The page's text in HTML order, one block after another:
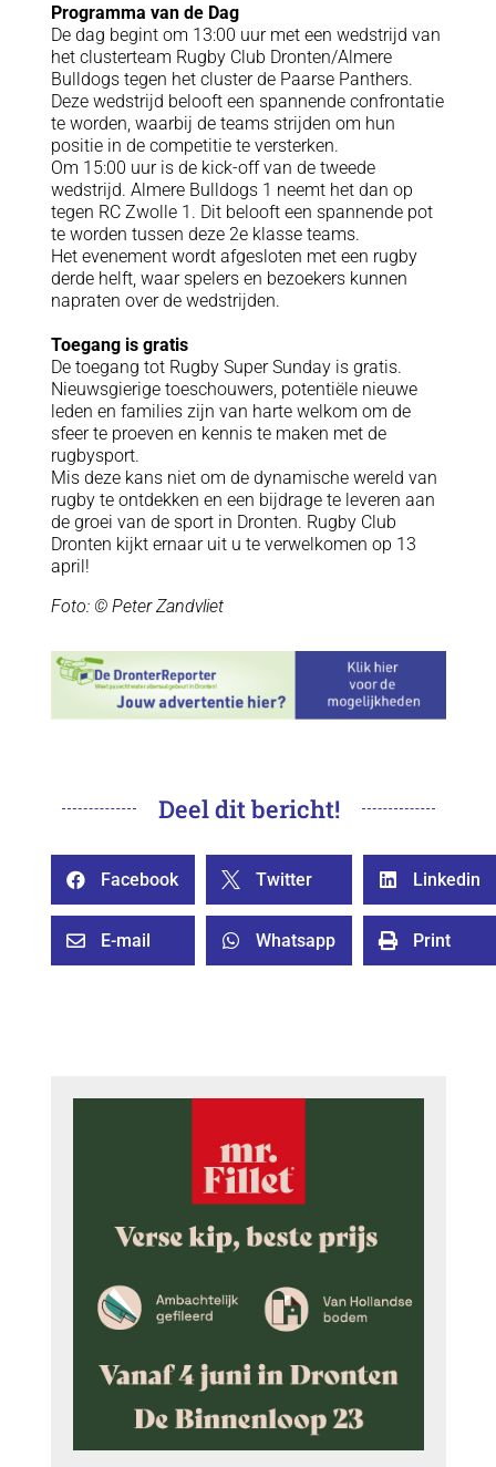
Programma van de Dag
De dag begint om 13:00 uur met een wedstrijd van
het clusterteam Rugby Club Dronten/Almere
Bulldogs tegen het cluster de Paarse Panthers.
Deze wedstrijd belooft een spannende confrontatie
te worden, waarbij de teams strijden om hun
positie in de competitie te versterken.
Om 15:00 uur is de kick-off van de tweede
wedstrijd. Almere Bulldogs 1 neemt het dan op
tegen RC Zwolle 1. Dit belooft een spannende pot
te worden tussen deze 2e klasse teams.
Het evenement wordt afgesloten met een rugby
derde helft, waar spelers en bezoekers kunnen
napraten over de wedstrijden.
Toegang is gratis
De toegang tot Rugby Super Sunday is gratis.
Nieuwsgierige toeschouwers, potentiële nieuwe
leden en families zijn van harte welkom om de
sfeer te proeven en kennis te maken met de
rugbysport.
Mis deze kans niet om de dynamische wereld van
rugby te ontdekken en een bijdrage te leveren aan
de groei van de sport in Dronten. Rugby Club
Dronten kijkt ernaar uit u te verwelkomen op 13
april!
Foto: © Peter Zandvliet
Deel dit bericht!
 Facebook  Twitter  Linkedin
 E-mail  Whatsapp  Print